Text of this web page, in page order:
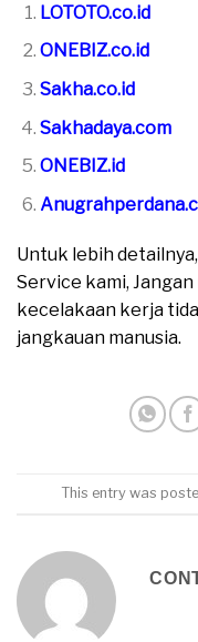
LOTOTO.co.id
ONEBIZ.co.id
Sakha.co.id
Sakhadaya.com
ONEBIZ.id
Untuk lebih
Service kami,
kecelakaan kerja
jangkauan manusia.
This entry was